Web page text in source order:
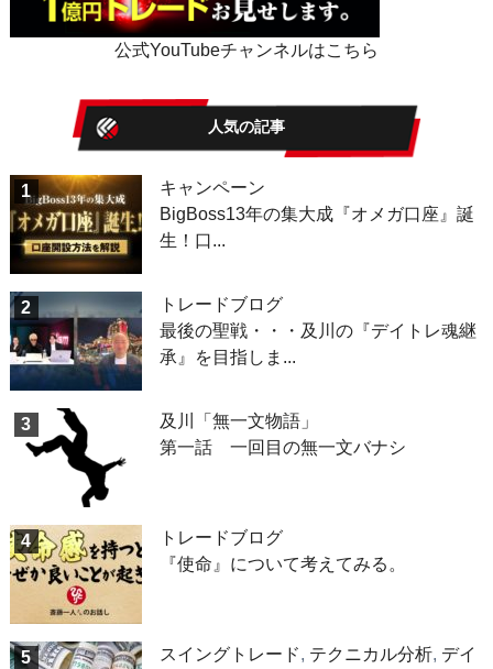
公式YouTubeチャンネルはこちら
人気の記事
1
キャンペーン
BigBoss13年の集大成『オメガ口座』誕
生！口...
2
トレードブログ
最後の聖戦・・・及川の『デイトレ魂継
承』を目指しま...
3
及川「無一文物語」
第一話 一回目の無一文バナシ
4
トレードブログ
『使命』について考えてみる。
5 スイングトレード, テクニカル分析, デイ